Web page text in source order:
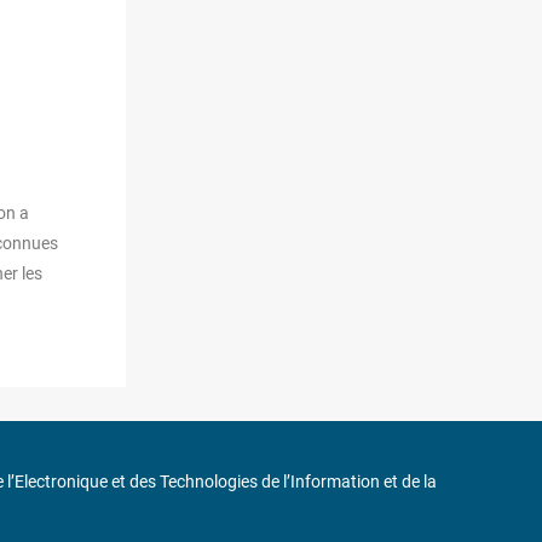
a
les
l’Electronique et des Technologies de l’Information et de la